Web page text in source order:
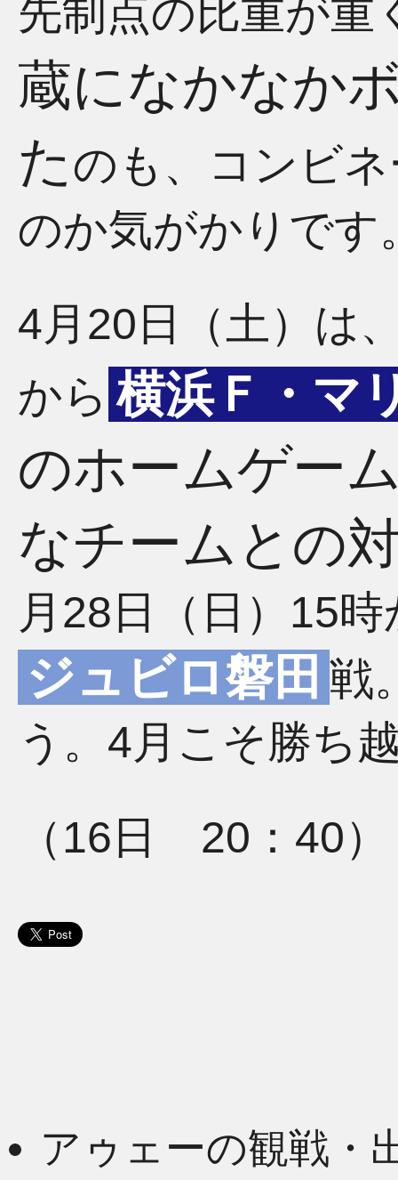
先制点の比重が重
蔵になかなか
たのも、コンビ
のか気がかりです
4月20日（土）は
から 横浜Ｆ・マ
のホームゲー
なチームとの
月28日（日）15
ジュビロ磐田 戦
う。4月こそ勝ち
（16日 20：40）
アゥェーの観戦・